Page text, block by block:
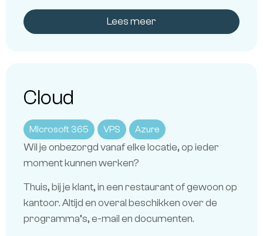
Lees meer
Cloud
MIcrosoft 365 VPS Azure
Wil je onbezorgd vanaf elke locatie, op ieder
moment kunnen werken?
Thuis, bij je klant, in een restaurant of gewoon op
kantoor. Altijd en overal beschikken over de
programma’s, e-mail en documenten.